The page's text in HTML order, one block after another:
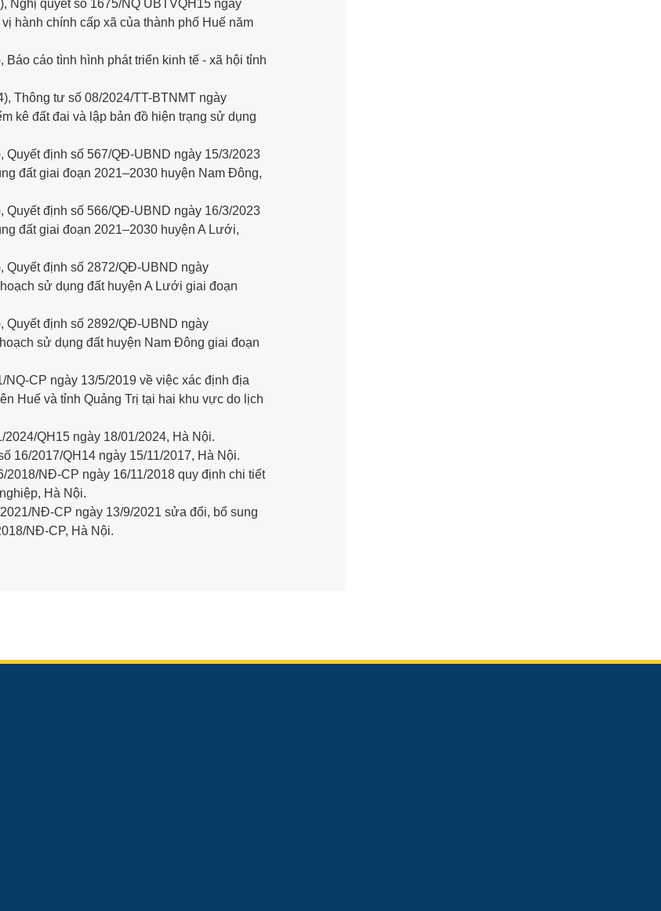
Nghị quyết số 1675/NQ UBTVQH15 ngày
hành chính cấp xã của thành phố Huế năm
cáo tình hình phát triển kinh tế - xã hội tỉnh
Thông tư số 08/2024/TT-BTNMT ngày
kê đất đai và lập bản đồ hiện trạng sử dụng
Quyết định số 567/QĐ-UBND ngày 15/3/2023
đất giai đoạn 2021–2030 huyện Nam Đông,
Quyết định số 566/QĐ-UBND ngày 16/3/2023
đất giai đoạn 2021–2030 huyện A Lưới,
Quyết định số 2872/QĐ-UBND ngày
sử dụng đất huyện A Lưới giai đoạn
Quyết định số 2892/QĐ-UBND ngày
sử dụng đất huyện Nam Đông giai đoạn
CP ngày 13/5/2019 về việc xác định địa
Huế và tỉnh Quảng Trị tại hai khu vực do lịch
QH15 ngày 18/01/2024, Hà Nội.
16/2017/QH14 ngày 15/11/2017, Hà Nội.
2018/NĐ-CP ngày 16/11/2018 quy định chi tiết
Hà Nội.
NĐ-CP ngày 13/9/2021 sửa đổi, bổ sung
NĐ-CP, Hà Nội.